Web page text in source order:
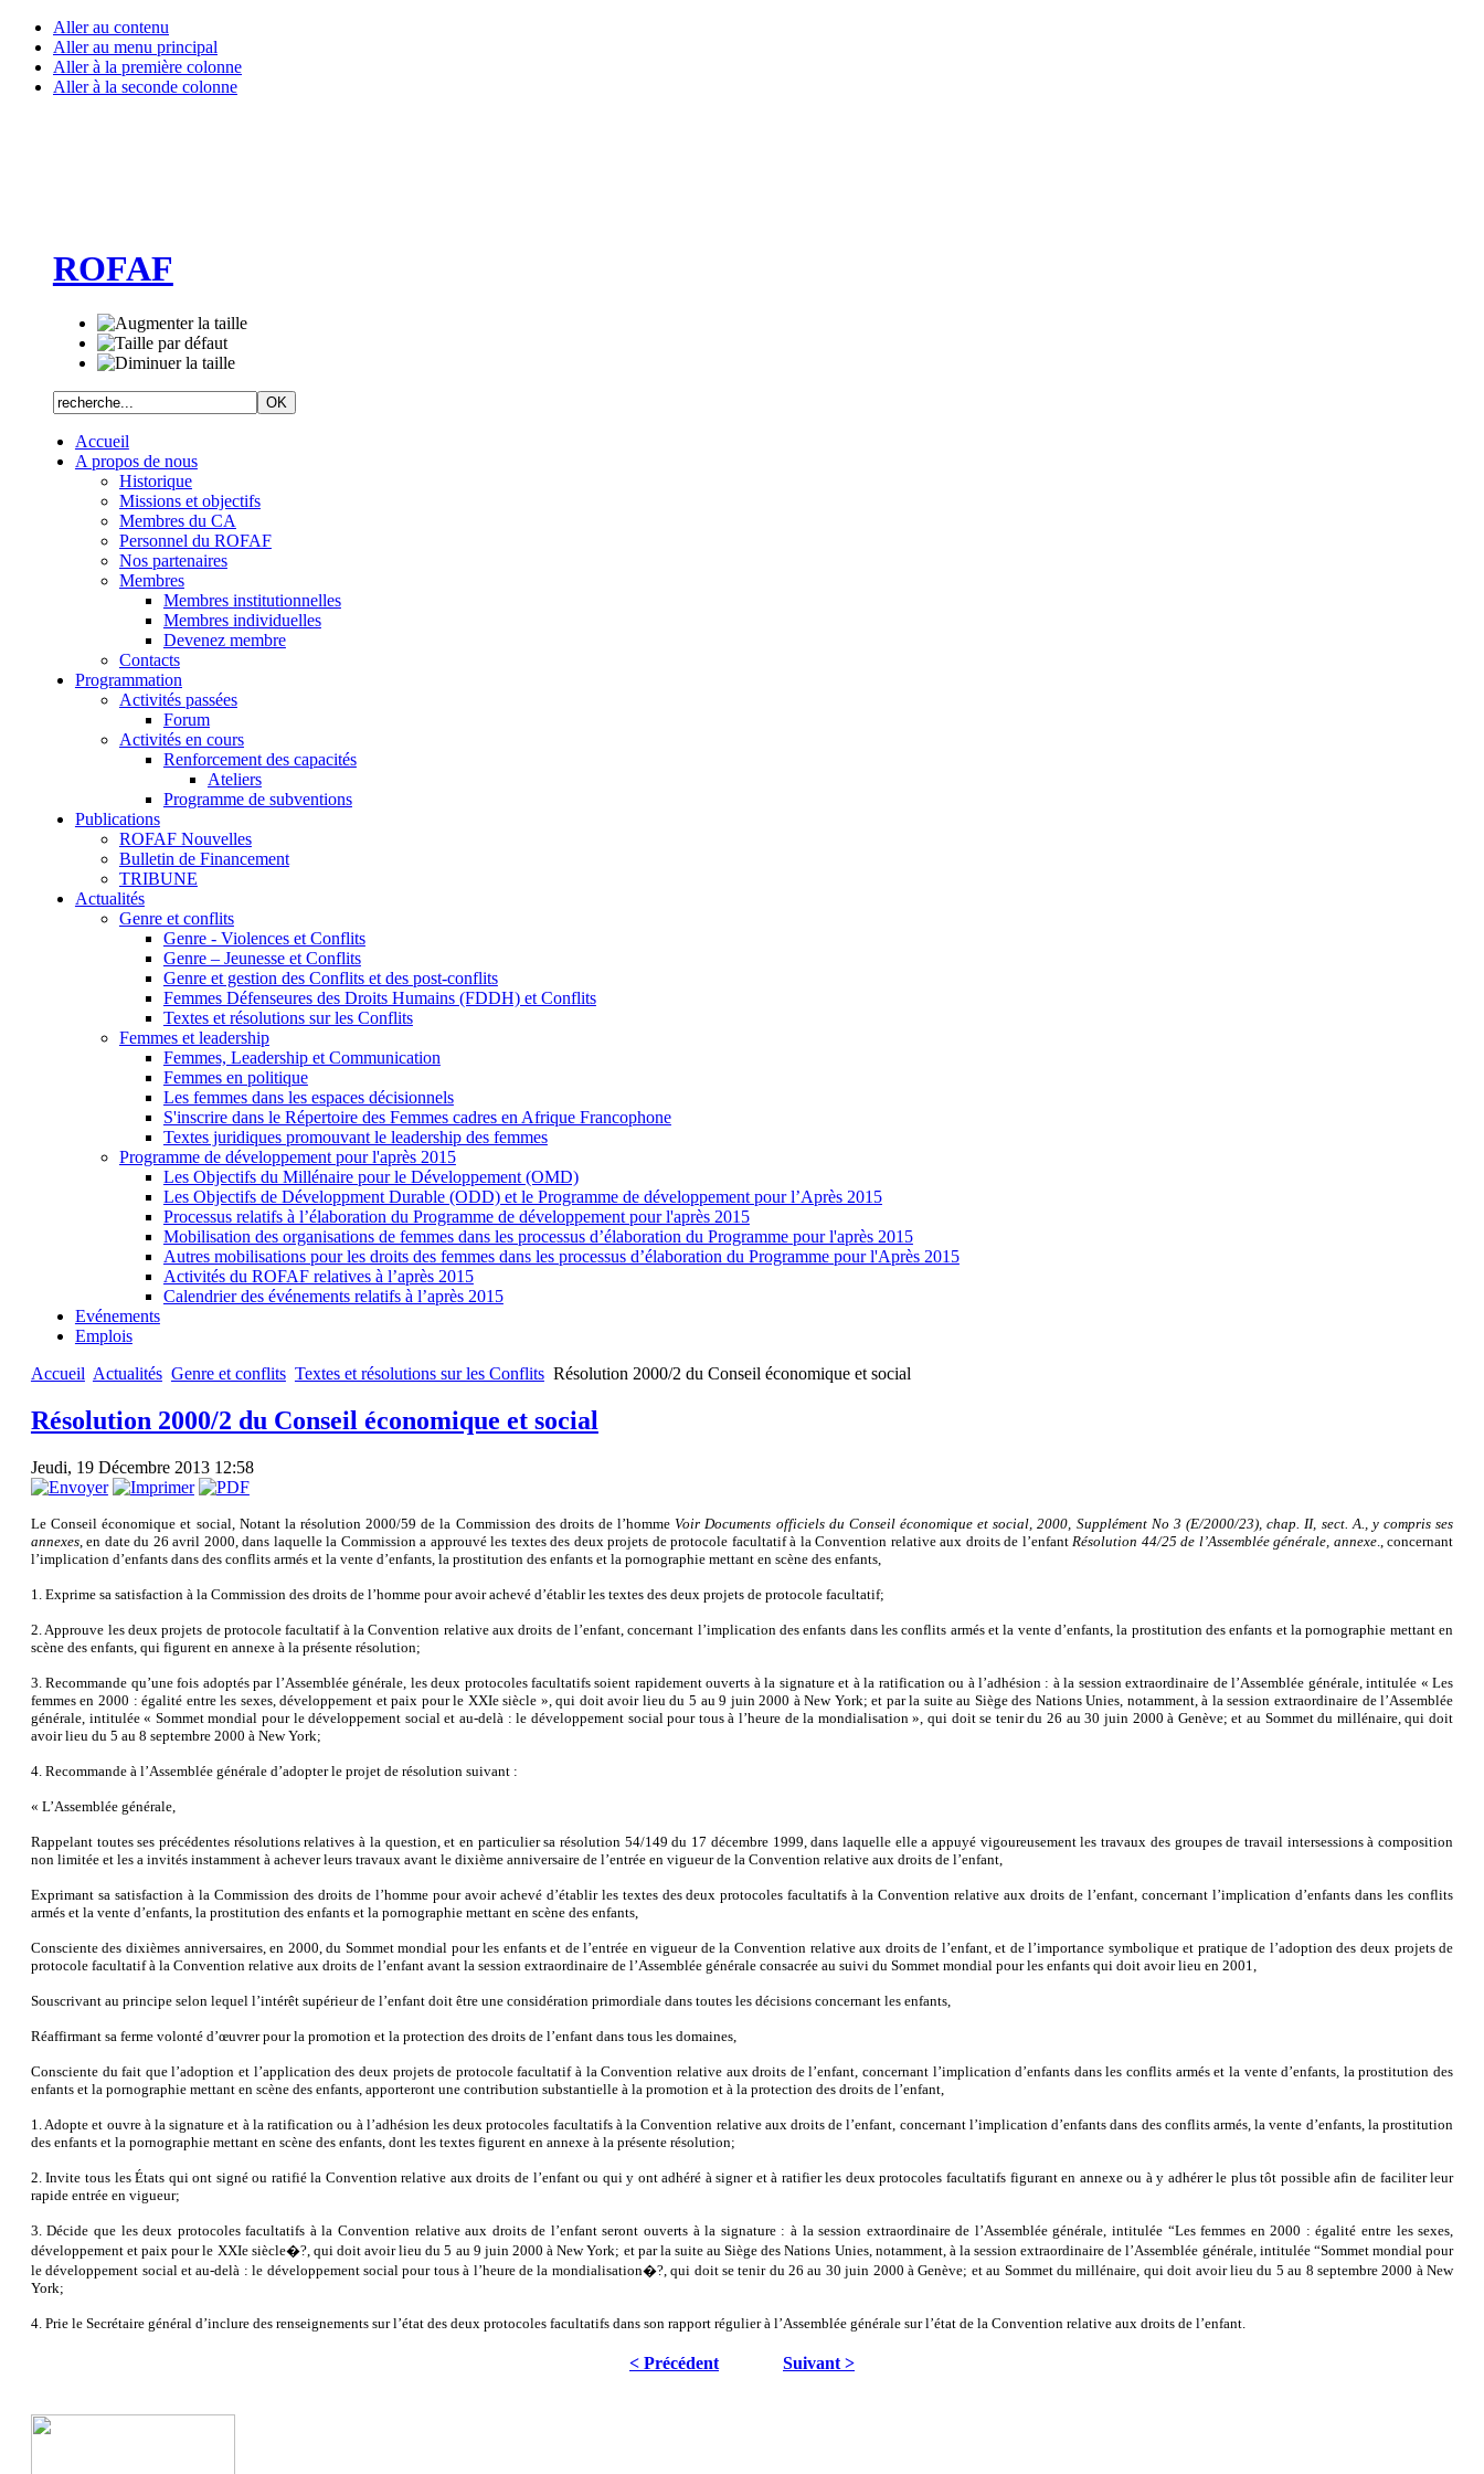
Aller au contenu
Aller au menu principal
Aller à la première colonne
Aller à la seconde colonne
ROFAF
Accueil
A propos de nous
Historique
Missions et objectifs
Membres du CA
Personnel du ROFAF
Nos partenaires
Membres
Membres institutionnelles
Membres individuelles
Devenez membre
Contacts
Programmation
Activités passées
Forum
Activités en cours
Renforcement des capacités
Ateliers
Programme de subventions
Publications
ROFAF Nouvelles
Bulletin de Financement
TRIBUNE
Actualités
Genre et conflits
Genre - Violences et Conflits
Genre – Jeunesse et Conflits
Genre et gestion des Conflits et des post-conflits
Femmes Défenseures des Droits Humains (FDDH) et Conflits
Textes et résolutions sur les Conflits
Femmes et leadership
Femmes, Leadership et Communication
Femmes en politique
Les femmes dans les espaces décisionnels
S'inscrire dans le Répertoire des Femmes cadres en Afrique Francophone
Textes juridiques promouvant le leadership des femmes
Programme de développement pour l'après 2015
Les Objectifs du Millénaire pour le Développement (OMD)
Les Objectifs de Développment Durable (ODD) et le Programme de développement pour l’Après 2015
Processus relatifs à l’élaboration du Programme de développement pour l'après 2015
Mobilisation des organisations de femmes dans les processus d’élaboration du Programme pour l'après 2015
Autres mobilisations pour les droits des femmes dans les processus d’élaboration du Programme pour l'Après 2015
Activités du ROFAF relatives à l’après 2015
Calendrier des événements relatifs à l’après 2015
Evénements
Emplois
Accueil Actualités Genre et conflits Textes et résolutions sur les Conflits Résolution 2000/2 du Conseil économique et social
Résolution 2000/2 du Conseil économique et social
Jeudi, 19 Décembre 2013 12:58
Le Conseil économique et social, Notant la résolution 2000/59 de la Commission des droits de l’hommeVoir Documents officiels du Conseil économique et social, 2000, Supplément No 3 (E/2000/23), chap. II, sect. A., y compris ses
annexes, en date du 26 avril 2000, dans laquelle la Commission a approuvé les textes des deux projets de protocole facultatif à la Convention relative aux droits de l’enfant Résolution 44/25 de l’Assemblée générale, annexe., concernant
l’implication d’enfants dans des conflits armés et la vente d’enfants, la prostitution des enfants et la pornographie mettant en scène des enfants,
1. Exprime sa satisfaction à la Commission des droits de l’homme pour avoir achevé d’établir les textes des deux projets de protocole facultatif;
2. Approuve les deux projets de protocole facultatif à la Convention relative aux droits de l’enfant, concernant l’implication des enfants dans les conflits armés et la vente d’enfants, la prostitution des enfants et la pornographie mettant en
scène des enfants, qui figurent en annexe à la présente résolution;
3. Recommande qu’une fois adoptés par l’Assemblée générale, les deux protocoles facultatifs soient rapidement ouverts à la signature et à la ratification ou à l’adhésion : à la session extraordinaire de l’Assemblée générale, intitulée « Les
femmes en 2000 : égalité entre les sexes, développement et paix pour le XXIe siècle », qui doit avoir lieu du 5 au 9 juin 2000 à New York; et par la suite au Siège des Nations Unies, notamment, à la session extraordinaire de l’Assemblée
générale, intitulée « Sommet mondial pour le développement social et au-delà : le développement social pour tous à l’heure de la mondialisation », qui doit se tenir du 26 au 30 juin 2000 à Genève; et au Sommet du millénaire, qui doit
avoir lieu du 5 au 8 septembre 2000 à New York;
4. Recommande à l’Assemblée générale d’adopter le projet de résolution suivant :
« L’Assemblée générale,
Rappelant toutes ses précédentes résolutions relatives à la question, et en particulier sa résolution 54/149 du 17 décembre 1999, dans laquelle elle a appuyé vigoureusement les travaux des groupes de travail intersessions à composition
non limitée et les a invités instamment à achever leurs travaux avant le dixième anniversaire de l’entrée en vigueur de la Convention relative aux droits de l’enfant,
Exprimant sa satisfaction à la Commission des droits de l’homme pour avoir achevé d’établir les textes des deux protocoles facultatifs à la Convention relative aux droits de l’enfant, concernant l’implication d’enfants dans les conflits
armés et la vente d’enfants, la prostitution des enfants et la pornographie mettant en scène des enfants,
Consciente des dixièmes anniversaires, en 2000, du Sommet mondial pour les enfants et de l’entrée en vigueur de la Convention relative aux droits de l’enfant, et de l’importance symbolique et pratique de l’adoption des deux projets de
protocole facultatif à la Convention relative aux droits de l’enfant avant la session extraordinaire de l’Assemblée générale consacrée au suivi du Sommet mondial pour les enfants qui doit avoir lieu en 2001,
Souscrivant au principe selon lequel l’intérêt supérieur de l’enfant doit être une considération primordiale dans toutes les décisions concernant les enfants,
Réaffirmant sa ferme volonté d’œuvrer pour la promotion et la protection des droits de l’enfant dans tous les domaines,
Consciente du fait que l’adoption et l’application des deux projets de protocole facultatif à la Convention relative aux droits de l’enfant, concernant l’implication d’enfants dans les conflits armés et la vente d’enfants, la prostitution des
enfants et la pornographie mettant en scène des enfants, apporteront une contribution substantielle à la promotion et à la protection des droits de l’enfant,
1. Adopte et ouvre à la signature et à la ratification ou à l’adhésion les deux protocoles facultatifs à la Convention relative aux droits de l’enfant, concernant l’implication d’enfants dans des conflits armés, la vente d’enfants, la prostitution
des enfants et la pornographie mettant en scène des enfants, dont les textes figurent en annexe à la présente résolution;
2. Invite tous les États qui ont signé ou ratifié la Convention relative aux droits de l’enfant ou qui y ont adhéré à signer et à ratifier les deux protocoles facultatifs figurant en annexe ou à y adhérer le plus tôt possible afin de faciliter leur
rapide entrée en vigueur;
3. Décide que les deux protocoles facultatifs à la Convention relative aux droits de l’enfant seront ouverts à la signature : à la session extraordinaire de l’Assemblée générale, intitulée “Les femmes en 2000 : égalité entre les sexes,
développement et paix pour le XXIe siècle�?, qui doit avoir lieu du 5 au 9 juin 2000 à New York; et par la suite au Siège des Nations Unies, notamment, à la session extraordinaire de l’Assemblée générale, intitulée “Sommet mondial pour
le développement social et au-delà : le développement social pour tous à l’heure de la mondialisation�?, qui doit se tenir du 26 au 30 juin 2000 à Genève; et au Sommet du millénaire, qui doit avoir lieu du 5 au 8 septembre 2000 à New
York;
4. Prie le Secrétaire général d’inclure des renseignements sur l’état des deux protocoles facultatifs dans son rapport régulier à l’Assemblée générale sur l’état de la Convention relative aux droits de l’enfant.
< Précédent Suivant >